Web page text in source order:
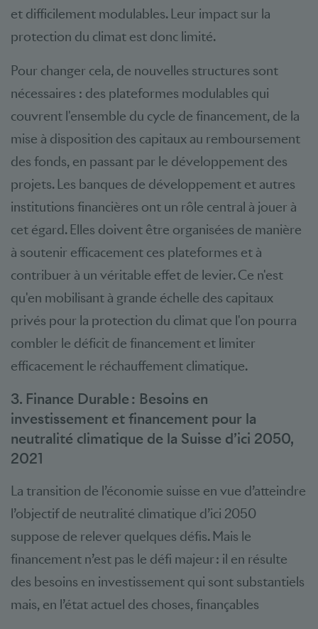
et difficilement modulables. Leur impact sur la
protection du climat est donc limité.
Pour changer cela, de nouvelles structures sont
nécessaires : des plateformes modulables qui
couvrent l'ensemble du cycle de financement, de la
mise à disposition des capitaux au remboursement
des fonds, en passant par le développement des
projets. Les banques de développement et autres
institutions financières ont un rôle central à jouer à
cet égard. Elles doivent être organisées de manière
à soutenir efficacement ces plateformes et à
contribuer à un véritable effet de levier. Ce n'est
qu'en mobilisant à grande échelle des capitaux
privés pour la protection du climat que l'on pourra
combler le déficit de financement et limiter
efficacement le réchauffement climatique.
3. Finance Durable : Besoins en
investissement et financement pour la
neutralité climatique de la Suisse d’ici 2050,
2021
La transition de l’économie suisse en vue d’atteindre
l’objectif de neutralité climatique d’ici 2050
suppose de relever quelques défis. Mais le
financement n’est pas le défi majeur : il en résulte
des besoins en investissement qui sont substantiels
mais, en l’état actuel des choses, finançables